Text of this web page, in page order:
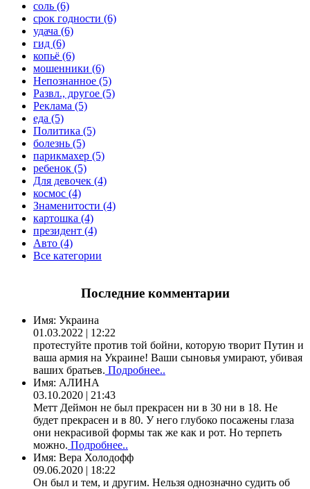
соль (6)
срок годности (6)
удача (6)
гид (6)
копьё (6)
мошенники (6)
Непознанное (5)
Развл., другое (5)
Реклама (5)
еда (5)
Политика (5)
болезнь (5)
парикмахер (5)
ребенок (5)
Для девочек (4)
космос (4)
Знаменитости (4)
картошка (4)
президент (4)
Авто (4)
Все категории
Последние комментарии
Имя: Украина
01.03.2022 | 12:22
протестуйте против той бойни, которую творит Путин и
ваша армия на Украине! Ваши сыновья умирают, убивая
ваших братьев. Подробнее..
Имя: АЛИНА
03.10.2020 | 21:43
Метт Деймон не был прекрасен ни в 30 ни в 18. Не
будет прекрасен и в 80. У него глубоко посажены глаза
они некрасивой формы так же как и рот. Но терпеть
можно. Подробнее..
Имя: Вера Холодофф
09.06.2020 | 18:22
Он был и тем, и другим. Нельзя однозначно судить об